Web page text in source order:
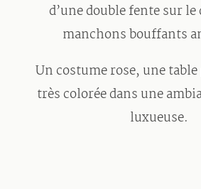
d’une double fente sur le
manchons bouffants
Un costume rose, une
très colorée dans une
luxueuse.